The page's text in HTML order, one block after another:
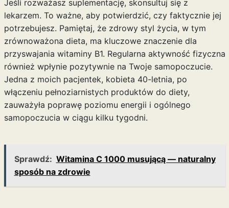
Jeśli rozważasz suplementację, skonsultuj się z
lekarzem. To ważne, aby potwierdzić, czy faktycznie jej
potrzebujesz. Pamiętaj, że zdrowy styl życia, w tym
zrównoważona dieta, ma kluczowe znaczenie dla
przyswajania witaminy B1. Regularna aktywność fizyczna
również wpłynie pozytywnie na Twoje samopoczucie.
Jedna z moich pacjentek, kobieta 40-letnia, po
włączeniu pełnoziarnistych produktów do diety,
zauważyła poprawę poziomu energii i ogólnego
samopoczucia w ciągu kilku tygodni.
Sprawdź: Witamina C 1000 musującą — naturalny
sposób na zdrowie